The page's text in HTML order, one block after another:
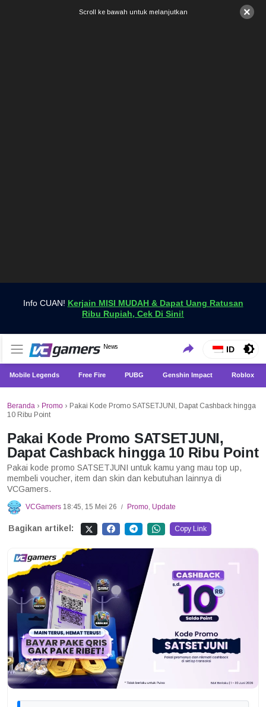
×
Scroll ke bawah untuk melanjutkan
Info CUAN! Kerjain MISI MUDAH & Dapat Uang Ratusan
Ribu Rupiah, Cek Di Sini!
VCGamers News
News
Dapatkan Berita Games Terbaru Hanya di VCGamers
ID
Mobile Legends Free Fire PUBG Genshin Impact Roblox
Beranda › Promo › Pakai Kode Promo SATSETJUNI, Dapat Cashback hingga
10 Ribu Point
Pakai Kode Promo SATSETJUNI,
Dapat Cashback hingga 10 Ribu Point
Pakai kode promo SATSETJUNI untuk kamu yang mau top up,
membeli voucher, item dan skin dan kebutuhan lainnya di
VCGamers.
VCGamers 18:45, 15 Mei 26 / Promo, Update
Bagikan artikel: Copy Link